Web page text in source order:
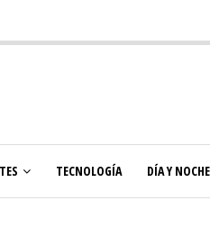
TECNOLOGÍA DÍA Y NOCHE